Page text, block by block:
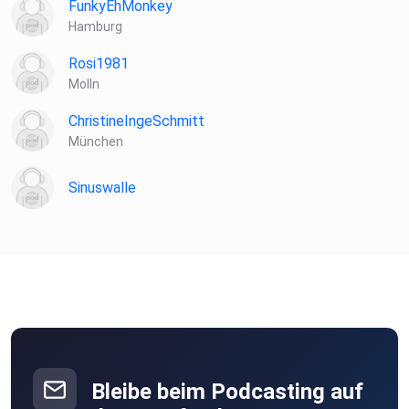
Website: https://lars-amend.de/
Lars auf Instagram: www.instagram.com/larsamend/
FunkyEhMonkey
Hamburg
Rosi1981
Molln
ChristineIngeSchmitt
München
Sinuswalle
Bleibe beim Podcasting auf